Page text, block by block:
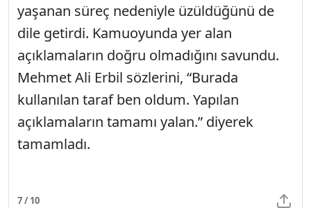
yaşanan süreç nedeniyle üzüldüğünü de
dile getirdi. Kamuoyunda yer alan
açıklamaların doğru olmadığını savundu.
Mehmet Ali Erbil sözlerini, “Burada
kullanılan taraf ben oldum. Yapılan
açıklamaların tamamı yalan.” diyerek
tamamladı.
7 / 10